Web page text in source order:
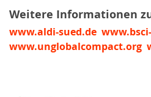
Weitere Informationen
www.aldi-sued.de
www.unglobalcompact.org